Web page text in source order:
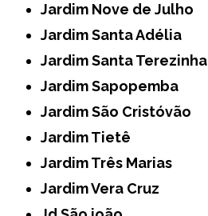
Jardim Nove de Julho
Jardim Santa Adélia
Jardim Santa Terezinha
Jardim Sapopemba
Jardim São Cristóvão
Jardim Tietê
Jardim Três Marias
Jardim Vera Cruz